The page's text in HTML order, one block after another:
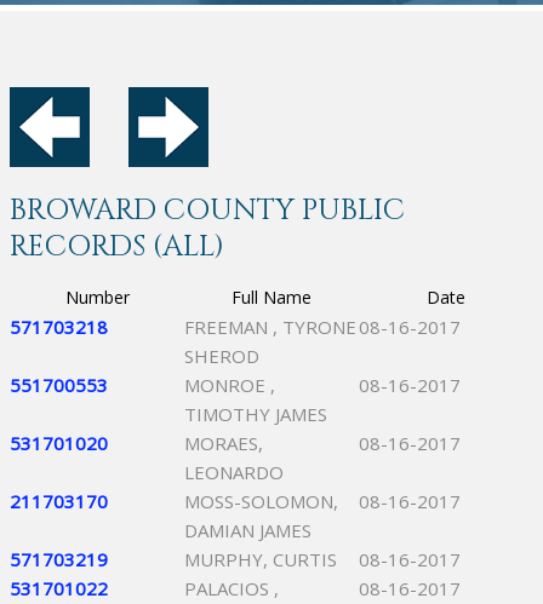
BROWARD COUNTY PUBLIC
RECORDS (ALL)
Number Full Name Date
571703218
FREEMAN , TYRONE
SHEROD
08-16-2017
551700553
MONROE ,
TIMOTHY JAMES
08-16-2017
531701020
MORAES,
LEONARDO
08-16-2017
211703170
MOSS-SOLOMON,
DAMIAN JAMES
08-16-2017
571703219 MURPHY, CURTIS
08-16-2017
531701022
PALACIOS ,
08-16-2017